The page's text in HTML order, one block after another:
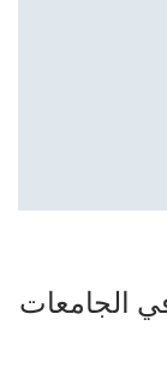
في الجامعات